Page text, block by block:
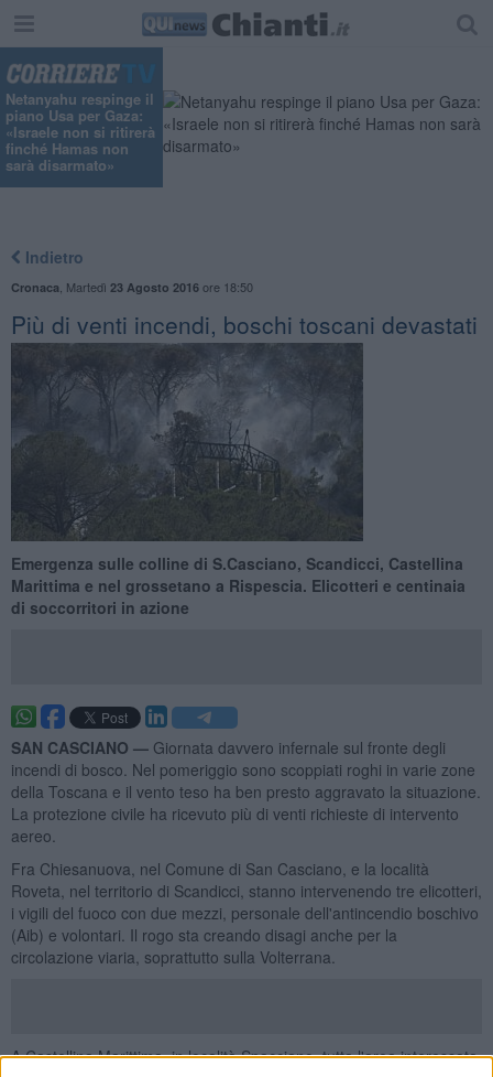
Netanyahu respinge il
piano Usa per Gaza:
«Israele non si ritirerà
finché Hamas non
sarà disarmato»
Indietro
Cronaca Martedì 23 Agosto 2016ore 18:50
Più di venti incendi, boschi toscani devastati
Emergenza sulle colline di S.Casciano, Scandicci, Castellina
Marittima e nel grossetano a Rispescia. Elicotteri e centinaia
di soccorritori in azione
SAN CASCIANO — Giornata davvero infernale sul fronte degli
incendi di bosco. Nel pomeriggio sono scoppiati roghi in varie zone
della Toscana e il vento teso ha ben presto aggravato la situazione.
La protezione civile ha ricevuto più di venti richieste di intervento
aereo.
Fra Chiesanuova, nel Comune di San Casciano, e la località
Roveta, nel territorio di Scandicci, stanno intervenendo tre elicotteri,
i vigili del fuoco con due mezzi, personale dell'antincendio boschivo
(Aib) e volontari. Il rogo sta creando disagi anche per la
circolazione viaria, soprattutto sulla Volterrana.
A Castellina Marittima, in località Spacciano, tutta l'area interessata